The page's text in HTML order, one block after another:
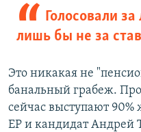
Голосовали
лишь бы не за
Это никакая не
банальный грабеж.
сейчас выступают
ЕР и кандидат Андрей